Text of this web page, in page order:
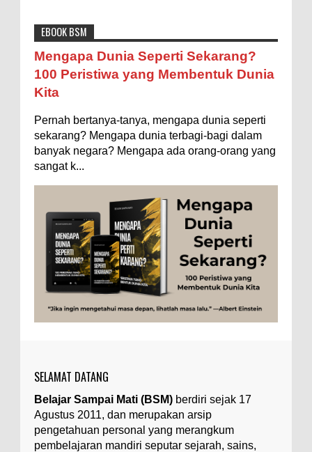
Astronomi Biologi Budaya Buku
Bumi
Entertainment
Fakta & Statistik Fauna
Filsafat
Flora
Internasional
Internet Iptek
Istilah Ilmiah
Makanan & Minuman
Misteri Mitologi
Nature
Teknologi Tips
Tokoh
Tubuh Manusia
Umum
EBOOK BSM
Mengapa Dunia Seperti Sekarang?
100 Peristiwa yang Membentuk Dunia
Kita
Pernah bertanya-tanya, mengapa dunia seperti
sekarang? Mengapa dunia terbagi-bagi dalam
banyak negara? Mengapa ada orang-orang yang
sangat k...
SELAMAT DATANG
Belajar Sampai Mati (BSM) berdiri sejak 17
Agustus 2011, dan merupakan arsip
pengetahuan personal yang merangkum
pembelajaran mandiri seputar sejarah, sains,